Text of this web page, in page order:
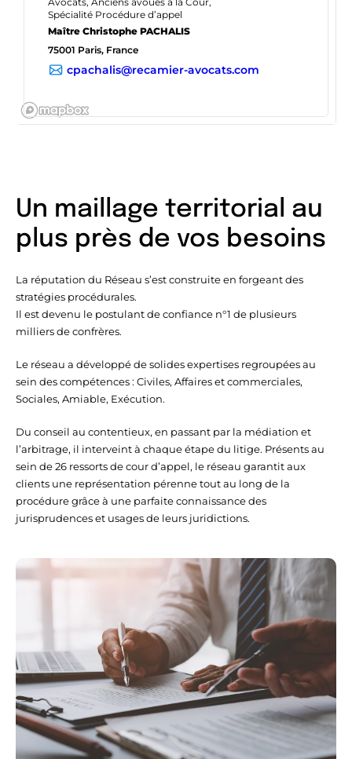
Spécialité Procédure d’appel
Maître Christophe PACHALIS
75001 Paris, France
cpachalis@recamier-avocats.com
Maître Christophe DUALE
Cour d'appel de Pau
Avocats, Anciens avoués à la Cour,
Spécialité Procédure d’appel
Maître Christophe DUALE
64445 Pau, France
contact@dlb-avocats.com
05 59 27 20 17
Maître Marie-Camille PEPRATX
NEGRE & Maître Eric NEGRE
Cour d'appel de Montpellier
Avocats, Anciens avoués à la Cour,
Spécialité Procédure d’appel
Maître Marie-Camille PEPRATX NEGRE
Maître Eric NEGRE
34000 Montpellier, France
04 67 66 06 98
Maître Franck LAFON
Cour d'appel de Versailles
Avocat, Ancien avoué à la Cour,
Spécialité Procédure d’appel
Maître Franck LAFON
78646 Versailles, France
cabinet@lafon-avocat.fr
Un maillage territorial au
plus près de vos besoins
La réputation du Réseau s’est construite en forgeant des
stratégies procédurales.
Il est devenu le postulant de confiance n°1 de plusieurs
milliers de confrères.
Le réseau a développé de solides expertises regroupées au
sein des compétences : Civiles, Affaires et commerciales,
Sociales, Amiable, Exécution.
Du conseil au contentieux, en passant par la médiation et
l’arbitrage, il interveint à chaque étape du litige. Présents au
sein de 26 ressorts de cour d’appel, le réseau garantit aux
clients une représentation pérenne tout au long de la
procédure grâce à une parfaite connaissance des
jurisprudences et usages de leurs juridictions.